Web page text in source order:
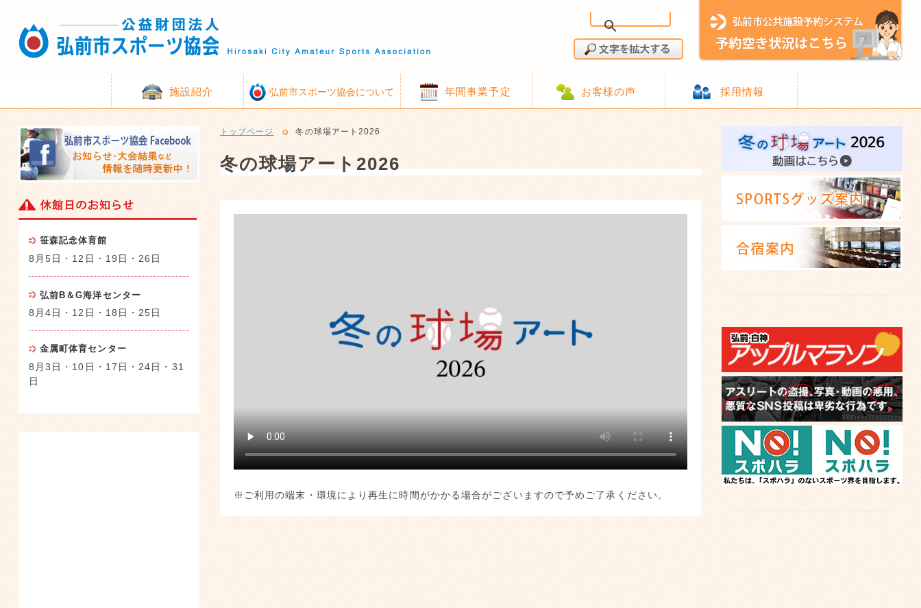
施設紹介 弘前市スポーツ協会について 年間事業予定 お客様の声 採用情報
トップページ 冬の球場アート2026
冬の球場アート2026
※ご利用の端末・環境により再生に時間がかかる場合がございますので予めご了承ください。
笹森記念体育館
8月5日・12日・19日・26日
弘前B＆G海洋センター
8月4日・12日・18日・25日
金属町体育センター
8月3日・10日・17日・24日・31
日